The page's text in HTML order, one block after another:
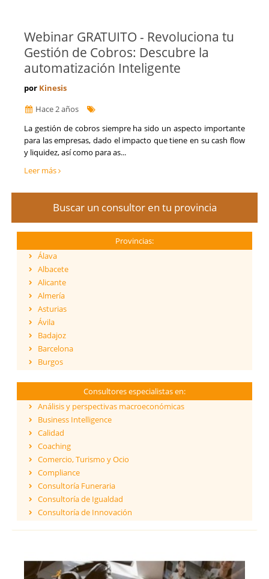
Webinar GRATUITO - Revoluciona tu
Gestión de Cobros: Descubre la
automatización Inteligente
por Kinesis
Hace 2 años
La gestión de cobros siempre ha sido un aspecto importante
para las empresas, dado el impacto que tiene en su cash flow
y liquidez, así como para as...
Leer más
Buscar un consultor en tu provincia
Provincias:
Álava
Albacete
Alicante
Almería
Asturias
Ávila
Badajoz
Barcelona
Burgos
Cantabria
Castellón
Ceuta
Ciudad Real
Córdoba
Cuenca
Girona
Granada
Guadalajara
Islas Baleares
Jaén
Consultores especialistas en:
Análisis y perspectivas macroeconómicas
Business Intelligence
Calidad
Coaching
Comercio, Turismo y Ocio
Compliance
Consultoría Funeraria
Consultoría de Igualdad
Consultoría de Innovación
Financiación de proyectos internacionales